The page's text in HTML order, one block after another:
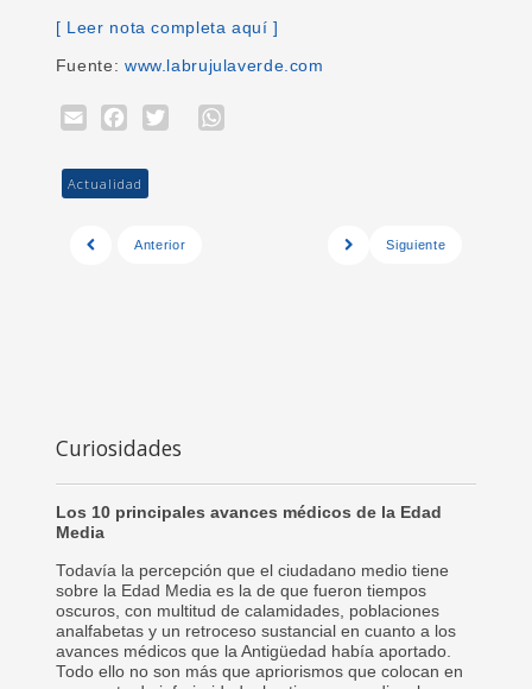
[ Leer nota completa aquí ]
Fuente: www.labrujulaverde.com
EmailFacebook
Twitter
Actualidad
Anterior Siguiente
Curiosidades
Los 10 principales avances médicos de la Edad
Media
Todavía la percepción que el ciudadano medio tiene
sobre la Edad Media es la de que fueron tiempos
oscuros, con multitud de calamidades, poblaciones
analfabetas y un retroceso sustancial en cuanto a los
avances médicos que la Antigüedad había aportado.
Todo ello no son más que apriorismos que colocan en